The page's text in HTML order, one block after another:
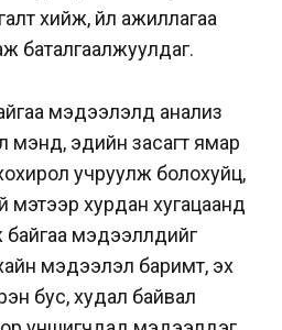
хийж, үйл ажиллагаа
баталгаалжуулдаг.
мэдээлэлд анализ
мэнд, эдийн засагт ямар
учруулж болохуйц,
мэтээр хурдан хугацаанд
мэдээллүүдийг
мэдээлэл баримт, эх
бус, худал байвал